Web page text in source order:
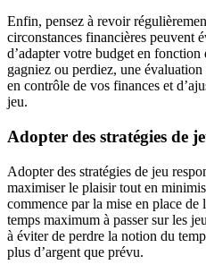
Enfin, pensez à revoir
circonstances financières peuvent
d’adapter votre budget en
gagniez ou perdiez, une
en contrôle de vos finances et
jeu.
Adopter des stratégies de
Adopter des stratégies de jeu
maximiser le plaisir tout en
commence par la mise en place
temps maximum à passer sur les
à éviter de perdre la notion du
plus d’argent que prévu.